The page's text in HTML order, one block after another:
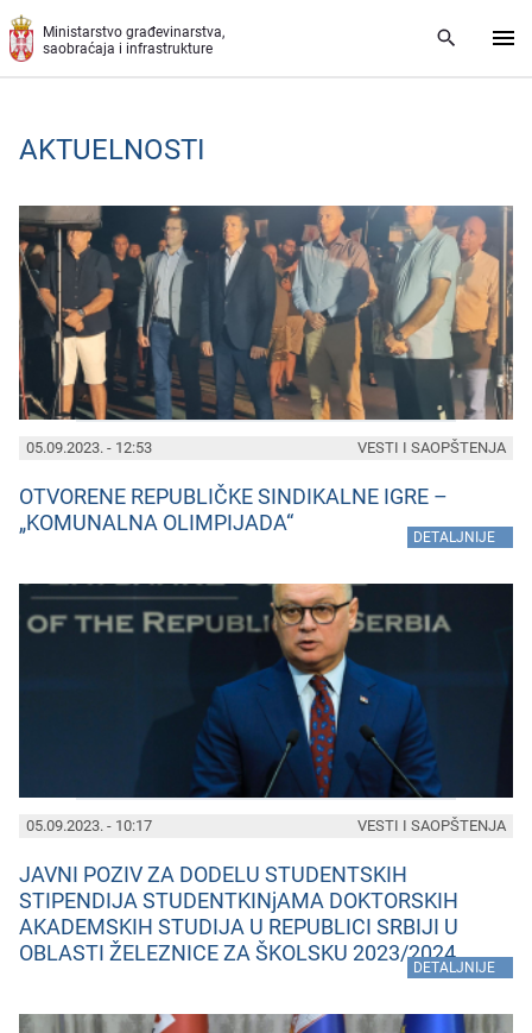
Preskoči na glavni deo sadržaja
Ministarstvo građevinarstva,
saobraćaja i infrastrukture
AKTUELNOSTI
05.09.2023. - 12:53
OTVORENE REPUBLIČKE SINDIKALNE IGRE –
„KOMUNALNA OLIMPIJADA“
DETALJNIJE
VESTI I SAOPŠTENJA
05.09.2023. - 10:17
JAVNI POZIV ZA DODELU STUDENTSKIH
STIPENDIJA STUDENTKINjAMA DOKTORSKIH
AKADEMSKIH STUDIJA U REPUBLICI SRBIJI U
OBLASTI ŽELEZNICE ZA ŠKOLSKU 2023/2024.
DETALJNIJE
VESTI I SAOPŠTENJA
PAGES